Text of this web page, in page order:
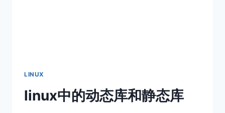
LINUX
linux中的动态库和静态库